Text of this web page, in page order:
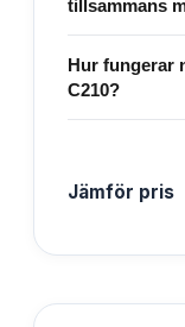
tillsammans
Hur fungerar
C210?
Jämför pris